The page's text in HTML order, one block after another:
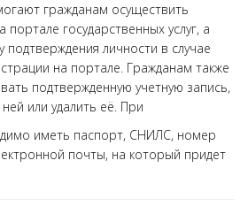
гражданам осуществить
государственных услуг, а
подтверждения личности в случае
на портале. Гражданам также
подтвержденную учетную запись,
или удалить её. При
иметь паспорт, СНИЛС, номер
почты, на который придет